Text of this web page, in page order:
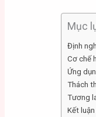
Mục
Định
Cơ chế
Ứng
Thách
Tương
Kết luận